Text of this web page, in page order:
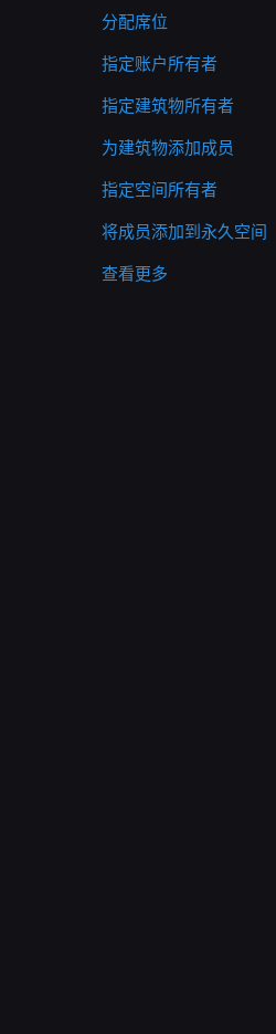
分配席位
指定账户所有者
指定建筑物所有者
为建筑物添加成员
指定空间所有者
将成员添加到永久空间
查看更多